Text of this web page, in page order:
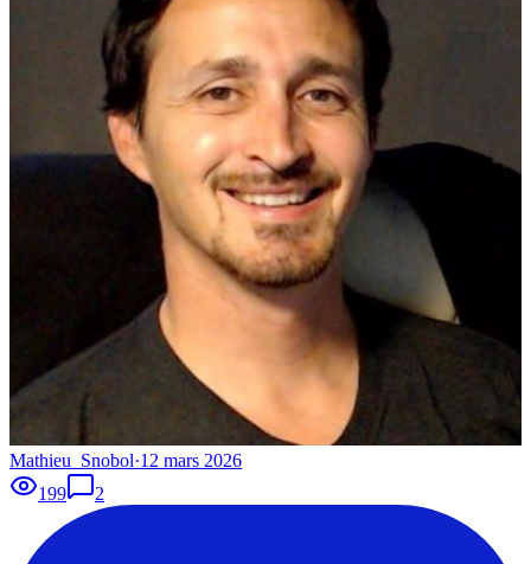
Mathieu_Snobol·12 mars 2026
199
2